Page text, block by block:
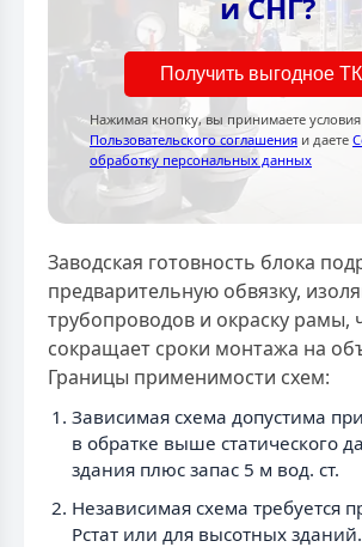
Получить выгодное
Нажимая кнопку, вы принимаете условия
Пользовательского соглашения и даете
обработку персональных данных
Заводская готовность блока
предварительную обвязку,
трубопроводов и окраску рамы,
сокращает сроки монтажа на
Границы применимости схем:
Зависимая схема допустима
в обратке выше статического
здания плюс запас 5 м вод. ст.
Независимая схема требуется
Pстат или для высотных зданий.